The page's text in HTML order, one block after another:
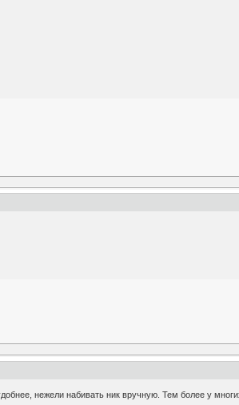
нежели набивать ник вручную. Тем более у